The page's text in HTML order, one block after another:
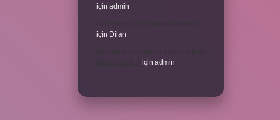
için admin
için Dilan
için admin